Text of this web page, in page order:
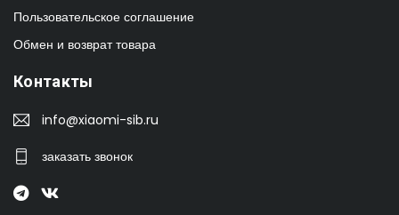
Пользовательское соглашение
Обмен и возврат товара
Контакты
info@xiaomi-sib.ru
заказать звонок